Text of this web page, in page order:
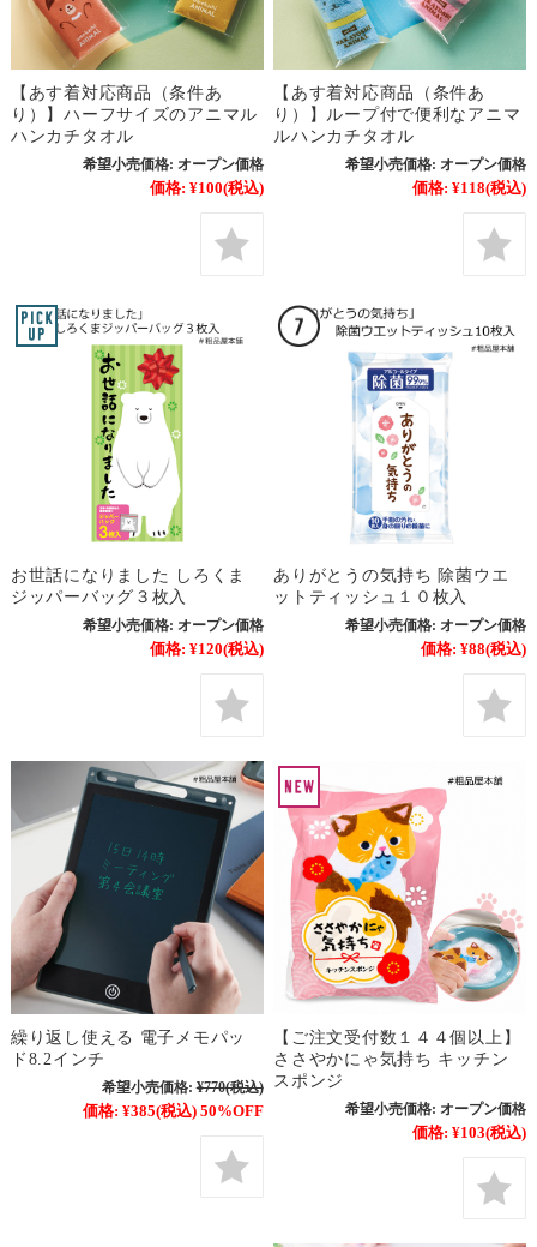
【あす着対応商品（条件あ
り）】ハーフサイズのアニマル
ハンカチタオル
希望小売価格: オープン価格
価格: ¥100(税込)
【あす着対応商品（条件あ
り）】ループ付で便利なアニマ
ルハンカチタオル
希望小売価格: オープン価格
価格: ¥118(税込)
お世話になりました しろくま
ジッパーバッグ３枚入
希望小売価格: オープン価格
価格: ¥120(税込)
ありがとうの気持ち 除菌ウエ
ットティッシュ１０枚入
希望小売価格: オープン価格
価格: ¥88(税込)
繰り返し使える 電子メモパッ
ド8.2インチ
希望小売価格: ¥770(税込)
価格: ¥385(税込) 50%OFF
【ご注文受付数１４４個以上】
ささやかにゃ気持ち キッチン
スポンジ
希望小売価格: オープン価格
価格: ¥103(税込)